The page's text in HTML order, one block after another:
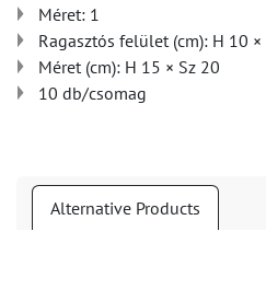
Méret: 1
Ragasztós felület (cm): H 10 ×
Méret (cm): H 15 × Sz 20
10 db/csomag
Alternative Products